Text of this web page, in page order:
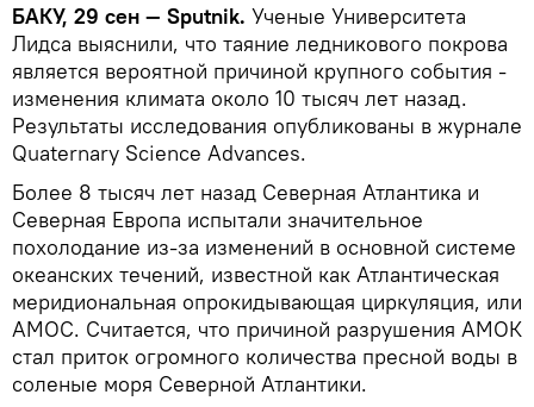
БАКУ, 29 сен — Sputnik. Ученые Университета
Лидса выяснили, что таяние ледникового покрова
является вероятной причиной крупного события -
изменения климата около 10 тысяч лет назад.
Результаты исследования опубликованы в журнале
Quaternary Science Advances.
Более 8 тысяч лет назад Северная Атлантика и
Северная Европа испытали значительное
похолодание из-за изменений в основной системе
океанских течений, известной как Атлантическая
меридиональная опрокидывающая циркуляция, или
AMOC. Считается, что причиной разрушения АМОК
стал приток огромного количества пресной воды в
соленые моря Северной Атлантики.